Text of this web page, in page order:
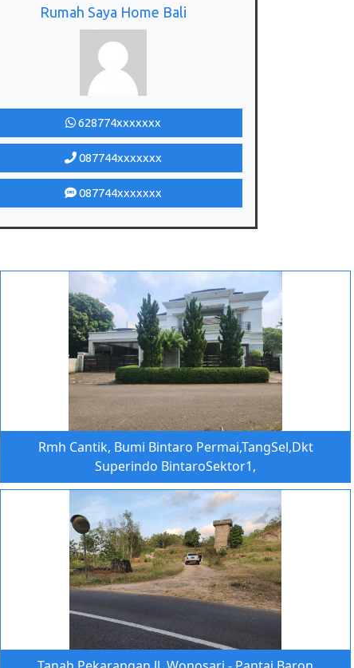
Rumah Saya Home Bali
628774xxxxxxx
087744xxxxxxx
087744xxxxxxx
Rmh Cantik, Bumi Bintaro Permai,TangSel,Dkt
Superindo BintaroSektor1,